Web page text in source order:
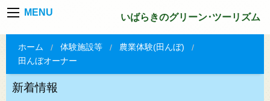
MENU いばらきのグリーン･ツーリズム
ホーム 体験施設等
農業体験(田んぼ)
田んぼオーナー
新着情報